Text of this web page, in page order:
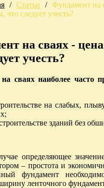
/ Статьи / Фундамент на
что следует учесть?
на сваях -
учесть?
сваях наиболее часто
на слабых,
зданий без
определяющее
– простота и
фундамент
ленточного